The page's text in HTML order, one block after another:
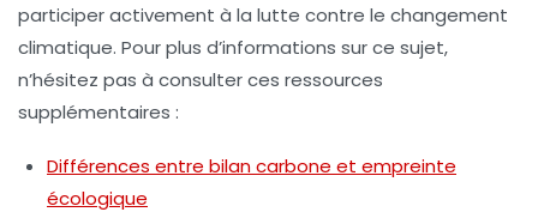
participer activement à la lutte contre le changement
climatique. Pour plus d’informations sur ce sujet,
n’hésitez pas à consulter ces ressources
supplémentaires :
Différences entre bilan carbone et empreinte
écologique